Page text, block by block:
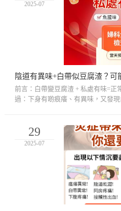
2025-07
陰道有異味+白帶似豆腐渣？可
前言：白帶變豆腐渣 + 私處有味=正
過：下身有啲痕癢、有異味，又發
29
2025-07